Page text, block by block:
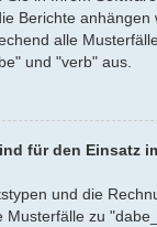
Berichte anhängen
alle
und "verb" aus.
für den Einsatz
und die
Musterfälle zu